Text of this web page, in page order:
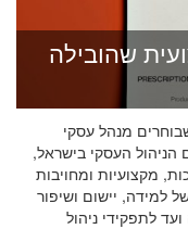
שהובילה
לפני שבוחרים מנהל עסקי
הניהול העסקי בישראל,
מקצועיות ומחויבות
למידה, יישום ושיפור
לתפקידי ניהול